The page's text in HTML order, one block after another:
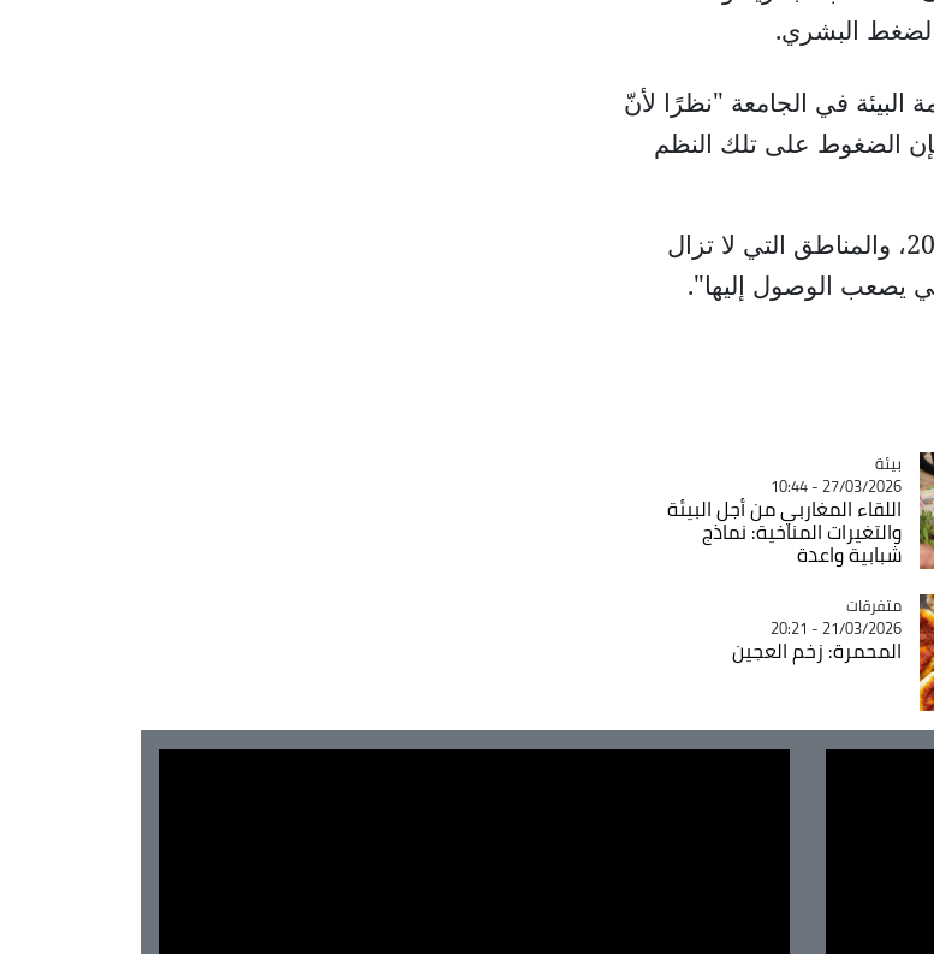
البشري.
البيئة في الجامعة "نظرًا لأنّ
الضغوط على تلك النظم
وأضافت ويليامز "أن الوضع بالتأكيد لم يتحسن منذ 2013، والمناطق التي لا تزال
يصعب الوصول إليها".
Catégorie
بيئة
27/03/2026 - 10:44
اللقاء المغاربي من أجل البيئة
والتغيرات المناخية: نماذج
شبابية واعدة
Catégorie
متفرقات
21/03/2026 - 20:21
المحمرة: زخم العجين